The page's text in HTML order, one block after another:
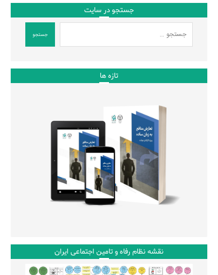
جستجو در سایت
جستجو
تازه ها
نقشه نظام رفاه و تامین اجتماعی ایران